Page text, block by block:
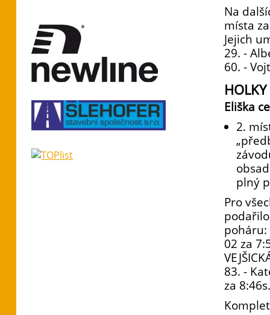
Na
místa
Jejich
29. -
60. -
HOLKY
Eliška
2.
plný
Pro
poháru:
02 za
83. -
za